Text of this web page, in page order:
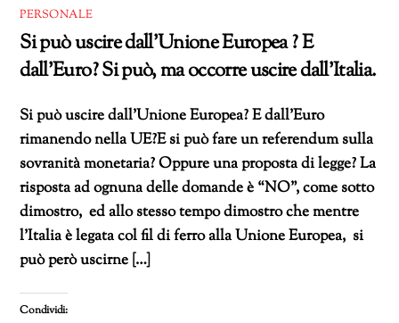
PERSONALE
Si può uscire dall’Unione Europea ? E
dall’Euro? Si può, ma occorre uscire dall’Italia.
Si può uscire dall’Unione Europea? E dall’Euro
rimanendo nella UE?E si può fare un referendum sulla
sovranità monetaria? Oppure una proposta di legge? La
risposta ad ognuna delle domande è “NO”, come sotto
dimostro, ed allo stesso tempo dimostro che mentre
l’Italia è legata col fil di ferro alla Unione Europea, si
può però uscirne […]
Condividi: